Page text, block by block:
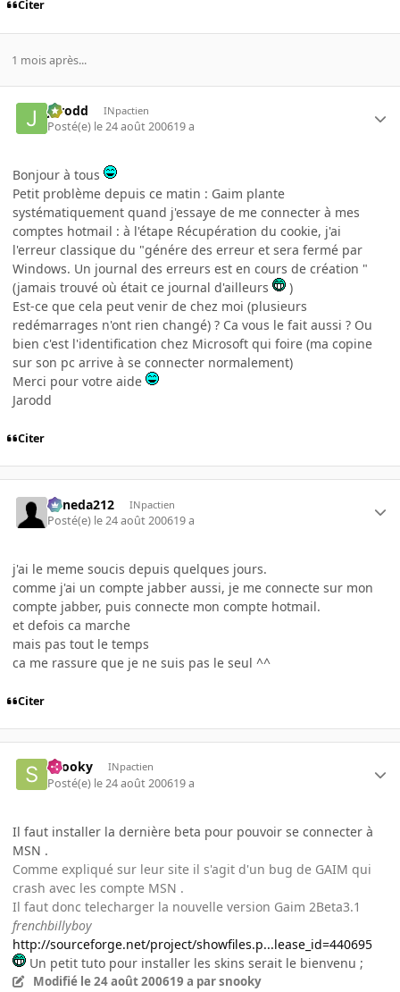
Citer
1 mois après...
Jarodd INpactien
Posté(e) le 24 août 200619 a
Bonjour à tous
Petit problème depuis ce matin : Gaim plante
systématiquement quand j'essaye de me connecter à mes
comptes hotmail : à l'étape Récupération du cookie, j'ai
l'erreur classique du "génére des erreur et sera fermé par
Windows. Un journal des erreurs est en cours de création "
(jamais trouvé où était ce journal d'ailleurs
)
Est-ce que cela peut venir de chez moi (plusieurs
redémarrages n'ont rien changé) ? Ca vous le fait aussi ? Ou
bien c'est l'identification chez Microsoft qui foire (ma copine
sur son pc arrive à se connecter normalement)
Merci pour votre aide
Jarodd
Citer
keneda212 INpactien
Posté(e) le 24 août 200619 a
j'ai le meme soucis depuis quelques jours.
comme j'ai un compte jabber aussi, je me connecte sur mon
compte jabber, puis connecte mon compte hotmail.
et defois ca marche
mais pas tout le temps
ca me rassure que je ne suis pas le seul ^^
Citer
snooky INpactien
Posté(e) le 24 août 200619 a
Il faut installer la dernière beta pour pouvoir se connecter à
MSN .
Comme expliqué sur leur site il s'agit d'un bug de GAIM qui
crash avec les compte MSN .
Il faut donc telecharger la nouvelle version Gaim 2Beta3.1
frenchbillyboy
http://sourceforge.net/project/showfiles.p...lease_id=440695
Un petit tuto pour installer les skins serait le bienvenu ;
Modifié le 24 août 200619 a par snooky